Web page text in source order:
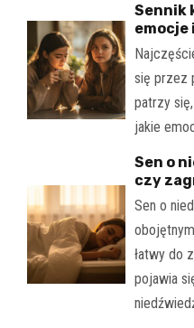
Sennik
emocje
się przez
patrzy
jakie
Sen o
czy
Sen o
łatwy do
pojawia